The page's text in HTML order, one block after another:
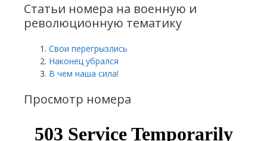
Статьи номера на военную и
революционную тематику
Свои перегрызлись
Наконец убрался
В чем наша сила!
Просмотр номера